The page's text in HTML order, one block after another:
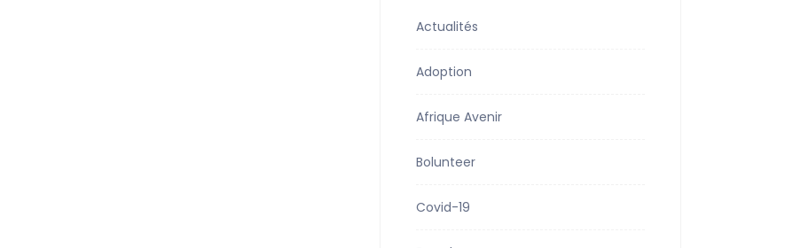
Actualités
Adoption
Afrique Avenir
Bolunteer
Covid-19